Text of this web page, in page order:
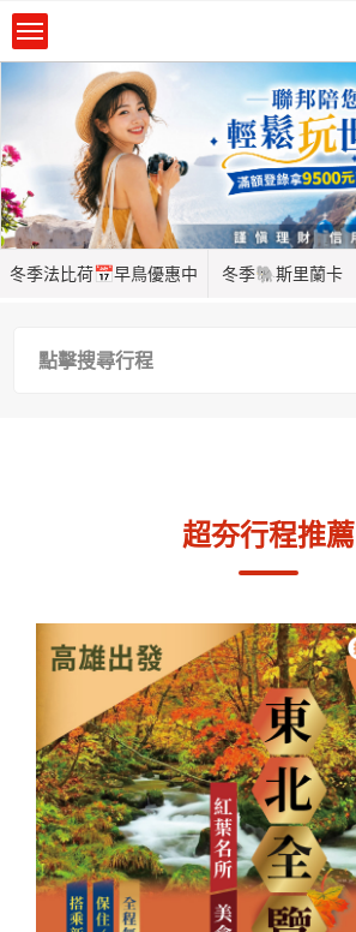
冬季法比荷📅早鳥優惠中 冬季🐘斯里蘭卡
點擊搜尋行程
超夯行程推薦